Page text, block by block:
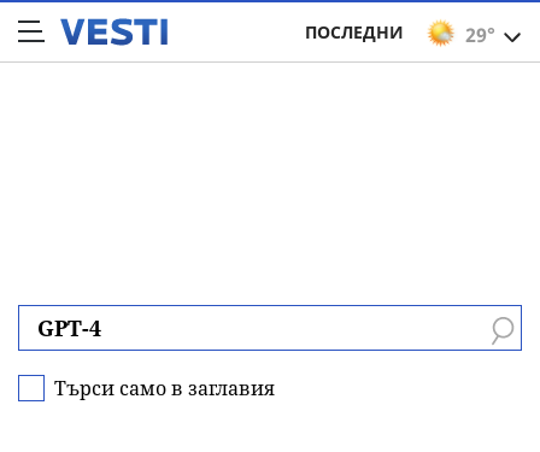
29°
ПОСЛЕДНИ
Търси само в заглавия